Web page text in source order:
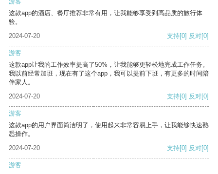
这款app的酒店、餐厅推荐非常有用，让我能够享受到高品质的旅行体
验。
2024-07-20
支持[0] 反对[0]
游客
这款app让我的工作效率提高了50%，让我能够更轻松地完成工作任务。
我以前经常加班，现在有了这个app，我可以提前下班，有更多的时间陪
伴家人。
2024-07-20
支持[0] 反对[0]
游客
这款app的用户界面简洁明了，使用起来非常容易上手，让我能够快速熟
悉操作。
2024-07-20
支持[0] 反对[0]
游客